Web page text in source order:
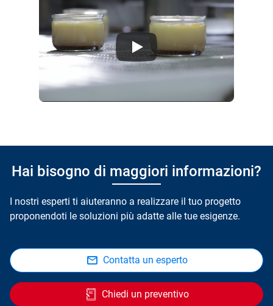
Hai bisogno di maggiori informazioni?
I nostri esperti ti aiuteranno a realizzare il tuo progetto
proponendoti le soluzioni più adatte alle tue esigenze.
Contatta un esperto
Chiedi un preventivo